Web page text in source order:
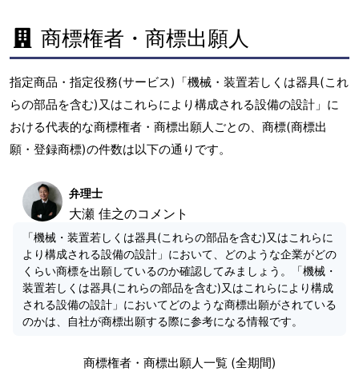
商標権者・商標出願人
指定商品・指定役務(サービス)「機械・装置若しくは器具(これ
らの部品を含む)又はこれらにより構成される設備の設計」に
おける代表的な商標権者・商標出願人ごとの、商標(商標出
願・登録商標)の件数は以下の通りです。
弁理士
大瀬 佳之のコメント
「機械・装置若しくは器具(これらの部品を含む)又はこれらに
より構成される設備の設計」において、どのような企業がどの
くらい商標を出願しているのか確認してみましょう。「機械・
装置若しくは器具(これらの部品を含む)又はこれらにより構成
される設備の設計」においてどのような商標出願がされている
のかは、自社が商標出願する際に参考になる情報です。
商標権者・商標出願人一覧 (全期間)